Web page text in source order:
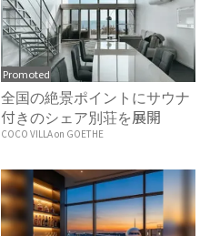
Promoted
全国の絶景ポイントにサウナ
付きのシェア別荘を展開
COCO VILLA on GOETHE